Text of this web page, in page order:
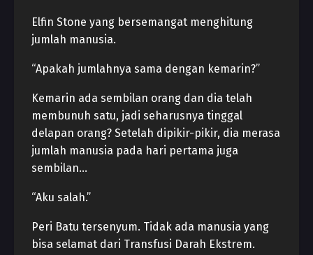
Elfin Stone yang bersemangat menghitung
jumlah manusia.
“Apakah jumlahnya sama dengan kemarin?”
Kemarin ada sembilan orang dan dia telah
membunuh satu, jadi seharusnya tinggal
delapan orang? Setelah dipikir-pikir, dia merasa
jumlah manusia pada hari pertama juga
sembilan…
“Aku salah.”
Peri Batu tersenyum. Tidak ada manusia yang
bisa selamat dari Transfusi Darah Ekstrem.